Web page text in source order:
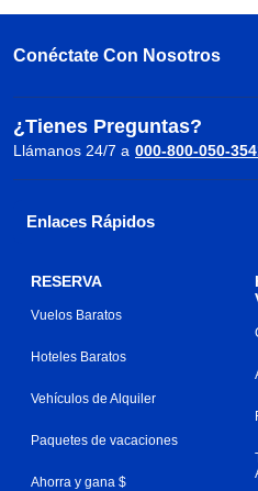
Conéctate Con Nosotros
¿Tienes Preguntas?
Llámanos 24/7 a 000-800-050-
Enlaces Rápidos
RESERVA
Vuelos Baratos
Hoteles Baratos
Vehículos de Alquiler
Paquetes de vacaciones
Ahorra y gana $